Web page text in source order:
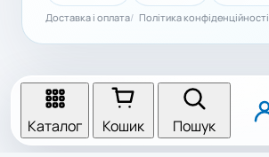
Доставка і оплата Політика конфіденційності
Каталог Кошик Пошук